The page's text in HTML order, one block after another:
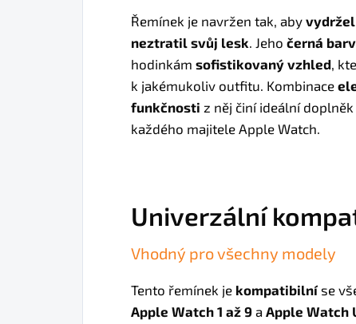
Řemínek je navržen tak, aby
neztratil svůj lesk. Jeho černá
hodinkám sofistikovaný vzhled,
k jakémukoliv outfitu. Kombinace
funkčnosti z něj činí ideální
každého majitele Apple Watch.
Univerzální
Vhodný pro všechny modely
Tento řemínek je kompatibilní se
Apple Watch 1 až 9 a Apple